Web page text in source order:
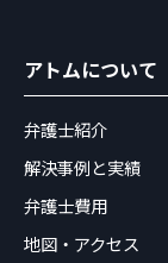
アトムについて
弁護士紹介
解決事例と実績
弁護士費用
地図・アクセス